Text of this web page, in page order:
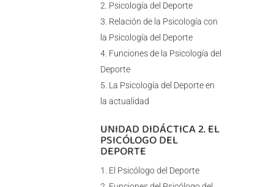
Psicología del Deporte
Relación de la Psicología con
la Psicología del Deporte
Funciones de la Psicología del
Deporte
La Psicología del Deporte en
la actualidad
UNIDAD DIDÁCTICA 2. EL
PSICÓLOGO DEL
DEPORTE
El Psicólogo del Deporte